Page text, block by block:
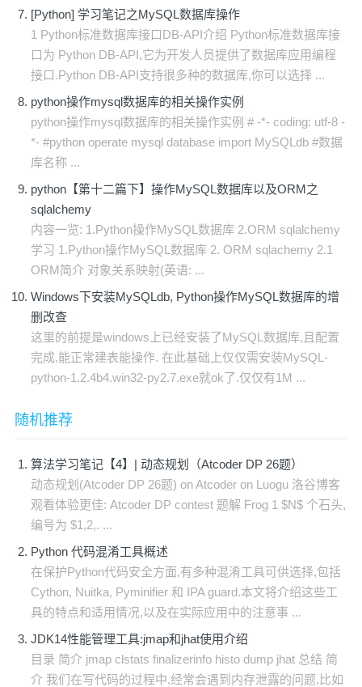
[Python] 学习笔记之MySQL数据库操作
1 Python标准数据库接口DB-API介绍 Python标准数据库接
口为 Python DB-API,它为开发人员提供了数据库应用编程
接口.Python DB-API支持很多种的数据库,你可以选择 ...
python操作mysql数据库的相关操作实例
python操作mysql数据库的相关操作实例 # -*- coding: utf-8 -
*- #python operate mysql database import MySQLdb #数据
库名称 ...
python【第十二篇下】操作MySQL数据库以及ORM之
sqlalchemy
内容一览: 1.Python操作MySQL数据库 2.ORM sqlalchemy
学习 1.Python操作MySQL数据库 2. ORM sqlachemy 2.1
ORM简介 对象关系映射(英语: ...
Windows下安装MySQLdb, Python操作MySQL数据库的增
删改查
这里的前提是windows上已经安装了MySQL数据库,且配置
完成,能正常建表能操作. 在此基础上仅仅需安装MySQL-
python-1.2.4b4.win32-py2.7.exe就ok了.仅仅有1M ...
随机推荐
算法学习笔记【4】| 动态规划（Atcoder DP 26题）
动态规划(Atcoder DP 26题) on Atcoder on Luogu 洛谷博客
观看体验更佳: Atcoder DP contest 题解 Frog 1 $N$ 个石头,
编号为 $1,2,. ...
Python 代码混淆工具概述
在保护Python代码安全方面,有多种混淆工具可供选择,包括
Cython, Nuitka, Pyminifier 和 IPA guard.本文将介绍这些工
具的特点和适用情况,以及在实际应用中的注意事 ...
JDK14性能管理工具:jmap和jhat使用介绍
目录 简介 jmap clstats finalizerinfo histo dump jhat 总结 简
介 我们在写代码的过程中,经常会遇到内存泄露的问题,比如